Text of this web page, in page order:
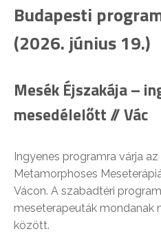
Budapesti
(2026. június 19.)
Mesék Éjszakája –
mesedélelőtt // Vác
Ingyenes programra várja
Metamorphoses
Vácon. A szabadtéri
meseterapeuták mondanak
között.